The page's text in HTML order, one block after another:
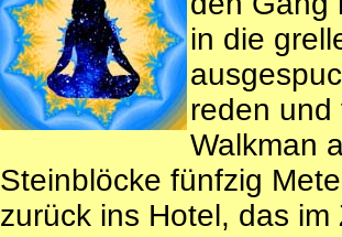
in die
reden und
Walkman
Steinblöcke fünfzig
zurück ins Hotel, das